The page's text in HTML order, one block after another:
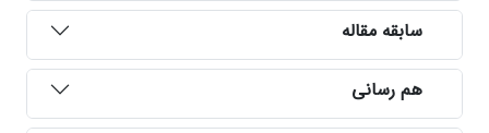
سابقه مقاله
هم رسانی